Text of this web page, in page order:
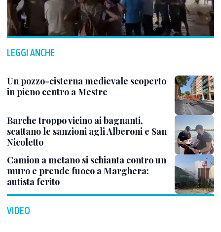
LEGGI ANCHE
Un pozzo-cisterna medievale scoperto
in pieno centro a Mestre
Barche troppo vicino ai bagnanti,
scattano le sanzioni agli Alberoni e San
Nicoletto
Camion a metano si schianta contro un
muro e prende fuoco a Marghera:
autista ferito
VIDEO